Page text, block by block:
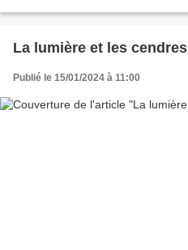
La lumière et les cendres
Publié le 15/01/2024 à 11:00